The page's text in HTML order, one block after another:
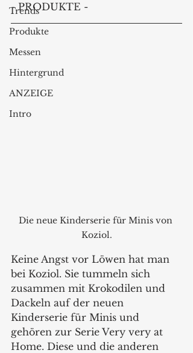
Trends
Produkte
Messen
Hintergrund
ANZEIGE
Intro
- PRODUKTE -
Die neue Kinderserie für Minis von
Koziol.
Keine Angst vor Löwen hat man
bei Koziol. Sie tummeln sich
zusammen mit Krokodilen und
Dackeln auf der neuen
Kinderserie für Minis und
gehören zur Serie Very very at
Home. Diese und die anderen